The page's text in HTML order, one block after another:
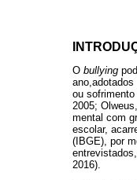
O bullying
ou
2005;
mental com
escolar,
(IBGE), por
2016).